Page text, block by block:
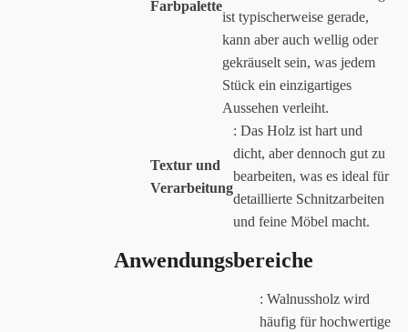
Farbpalette
ist typischerweise gerade,
kann aber auch wellig oder
gekräuselt sein, was jedem
Stück ein einzigartiges
Aussehen verleiht.
Textur und
Verarbeitung
: Das Holz ist hart und
dicht, aber dennoch gut zu
bearbeiten, was es ideal für
detaillierte Schnitzarbeiten
und feine Möbel macht.
Anwendungsbereiche
: Walnussholz wird
häufig für hochwertige